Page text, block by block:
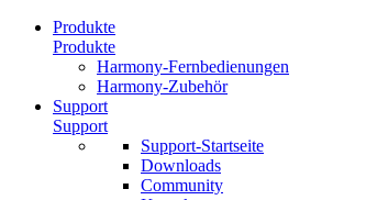
Produkte
Produkte
Harmony-Fernbedienungen
Harmony-Zubehör
Support
Support
Support-Startseite
Downloads
Community